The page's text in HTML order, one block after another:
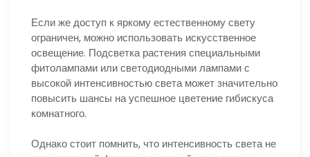
Если же доступ к яркому естественному свету
ограничен, можно использовать искусственное
освещение. Подсветка растения специальными
фитолампами или светодиодными лампами с
высокой интенсивностью света может значительно
повысить шансы на успешное цветение гибискуса
комнатного.
Однако стоит помнить, что интенсивность света не